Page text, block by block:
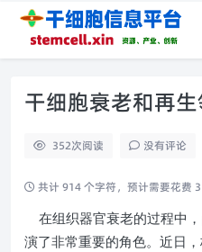
干细胞衰老和再
352次阅读 没有评论
共计 914 个字符，预计需要花费 3
在组织器官衰老的过程中，
演了非常重要的角色。近日